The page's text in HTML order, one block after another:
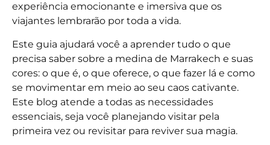
experiência emocionante e imersiva que os
viajantes lembrarão por toda a vida.
Este guia ajudará você a aprender tudo o que
precisa saber sobre a medina de Marrakech e suas
cores: o que é, o que oferece, o que fazer lá e como
se movimentar em meio ao seu caos cativante.
Este blog atende a todas as necessidades
essenciais, seja você planejando visitar pela
primeira vez ou revisitar para reviver sua magia.